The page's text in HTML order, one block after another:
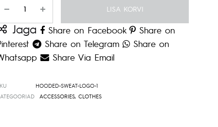
LISA KORVI
Jaga Share on Facebook
Share on
Share on Telegram
Share on
Share Via Email
HOODED-SWEAT-LOGO-1
ACCESSORIES,CLOTHES